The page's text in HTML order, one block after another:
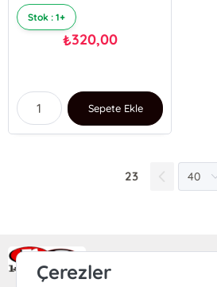
Stok : 1+
₺320,00
Sepete Ekle
23
Ra Yayın Kitabevi
Çerezler